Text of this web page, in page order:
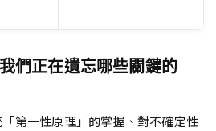
們正在遺忘哪些關鍵的
第一性原理」的掌握、對不確定性